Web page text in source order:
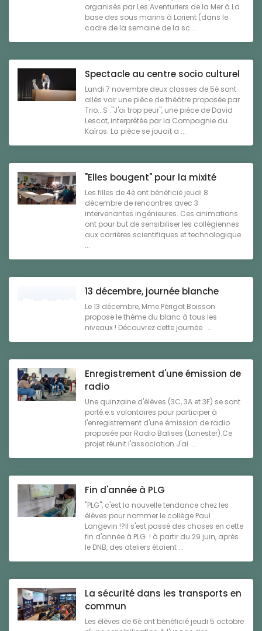
organisés par Les Aventuriers de la Mer à La
base des sous marins à Lorient (dans le
cadre de la semaine de la sc ...
Spectacle au centre socio culturel
Lundi 7 novembre deux classes de 5è sont
allés voir une pièce de théâtre proposée par
Trio...S :"J'ai trop peur", une pièce de David
Lescot, interprétée par la Compagnie du
Kaïros. La pièce se jouait a ...
"Elles bougent" pour la mixité
Les filles de 4è ont bénéficié jeudi 8
décembre de rencontres avec 3
intervenantes ingénieures. Ces animations
ont pour but de sensibiliser les collégiennes
aux carrières scientifiques et technologique
...
13 décembre, journée blanche
Le 13 décembre, Mme Périgot Boisson
propose le thème du blanc à tous les
niveaux ! Découvrez cette journée ...
Enregistrement d'une émission de
radio
Une quinzaine d'élèves (3C, 3A et 3F) se sont
porté.e.s volontaires pour participer à
l'enregistrement d'une émission de radio
proposée par Radio Balises (Lanester).Ce
projet réunit l'association J'ai ...
Fin d'année à PLG
"PLG", c'est la nouvelle tendance chez les
élèves pour nommer le collège Paul
Langevin !?Il s'est passé des choses en cette
fin d'année à PLG ! à partir du 29 juin, après
le DNB, des ateliers étaient ...
La sécurité dans les transports en
commun
Les élèves de 6è ont bénéficié jeudi 5 octobre